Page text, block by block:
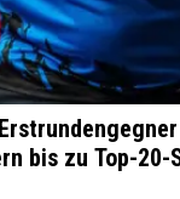
bis zu Top-20-